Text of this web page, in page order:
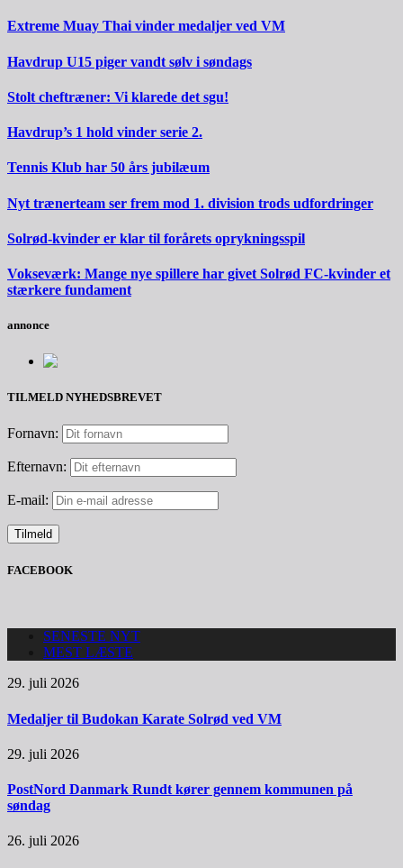
Extreme Muay Thai vinder medaljer ved VM
Havdrup U15 piger vandt sølv i søndags
Stolt cheftræner: Vi klarede det sgu!
Havdrup’s 1 hold vinder serie 2.
Tennis Klub har 50 års jubilæum
Nyt trænerteam ser frem mod 1. division trods udfordringer
Solrød-kvinder er klar til forårets oprykningsspil
Vokseværk: Mange nye spillere har givet Solrød FC-kvinder et
stærkere fundament
annonce
TILMELD NYHEDSBREVET
Fornavn:
Efternavn:
E-mail:
FACEBOOK
SENESTE NYT
MEST LÆSTE
29. juli 2026
Medaljer til Budokan Karate Solrød ved VM
29. juli 2026
PostNord Danmark Rundt kører gennem kommunen på
søndag
26. juli 2026